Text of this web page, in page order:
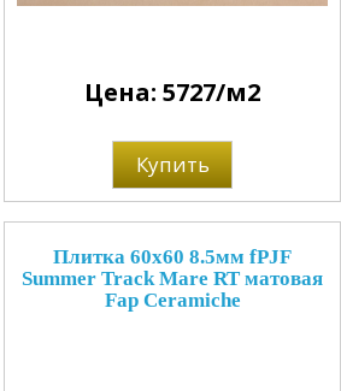
Цена: 5727/м2
Купить
Плитка 60x60 8.5мм fPJF
Summer Track Mare RT матовая
Fap Ceramiche